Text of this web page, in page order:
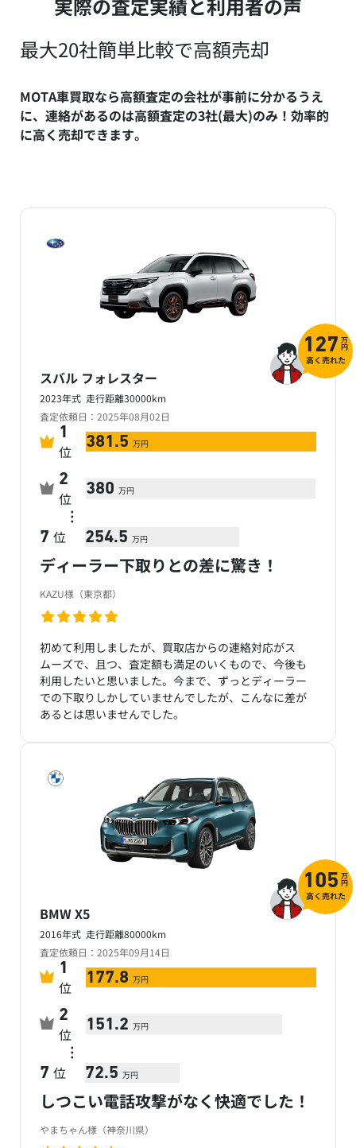
実際の査定実績と利用者の声
最大20社簡単比較で高額売却
MOTA車買取なら高額査定の会社が事前に分かるうえ
に、連絡があるのは高額査定の3社(最大)のみ！効率的
に高く売却できます。
スバル フォレスター
2023年式 走行距離30000km
査定依頼日：2025年08月02日
ディーラー下取りとの差に驚き！
KAZU様（東京都）
初めて利用しましたが、買取店からの連絡対応がス
ムーズで、且つ、査定額も満足のいくもので、今後も
利用したいと思いました。今まで、ずっとディーラー
での下取りしかしていませんでしたが、こんなに差が
あるとは思いませんでした。
127 万
円
高く売れた
1
位 381.5 万円
2
位 380 万円
…
7 位 254.5 万円
BMW X5
2016年式 走行距離80000km
査定依頼日：2025年09月14日
しつこい電話攻撃がなく快適でした！
やまちゃん様（神奈川県）
105 万
円
高く売れた
1
位 177.8 万円
2
位 151.2 万円
…
7 位 72.5 万円